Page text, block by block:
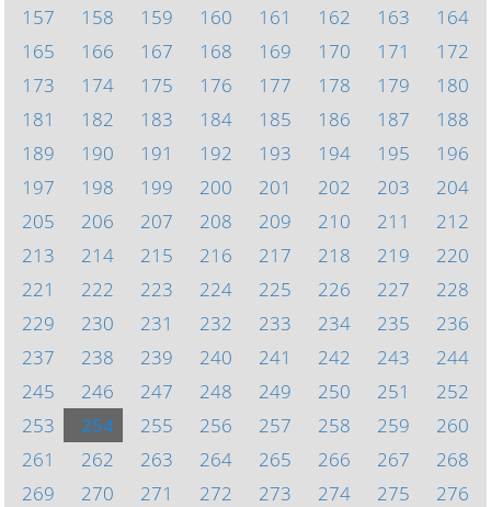
157
158 159 160 161 162 163
164
165
166 167 168 169 170 171
172
173
174 175 176 177 178 179
180
181
182 183 184 185 186 187
188
189
190 191 192 193 194 195
196
197
198 199 200 201 202 203
204
205
206 207 208 209 210 211
212
213
214 215 216 217 218 219
220
221
222 223 224 225 226 227
228
229
230 231 232 233 234 235
236
237
238 239 240 241 242 243
244
245
246 247 248 249 250 251
252
253
254 255 256 257 258 259
260
261
262 263 264 265 266 267
268
269
270 271 272 273 274 275
276